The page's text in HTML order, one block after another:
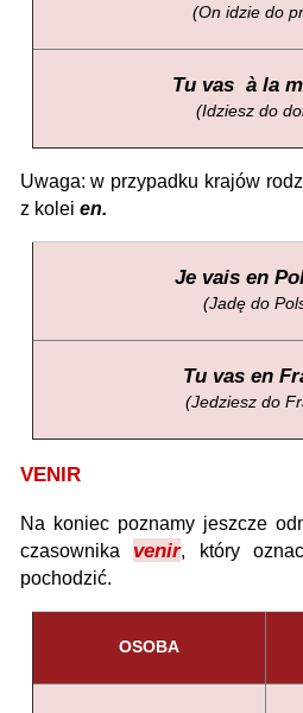
(On idzie do
Tu vas àla
(Idziesz do
Uwaga: w przypadku krajów
z kolei en.
Je vais en
(Jadę do
Tu vas en
(Jedziesz do
VENIR
Na koniec poznamy jeszcze
czasownika venir, który
pochodzić.
OSOBA